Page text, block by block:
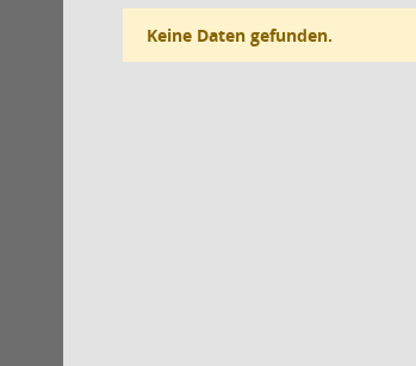
Keine Daten gefunden.